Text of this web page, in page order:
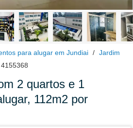
para alugar em Jundiai
Jardim
2 quartos e 1
112m2 por